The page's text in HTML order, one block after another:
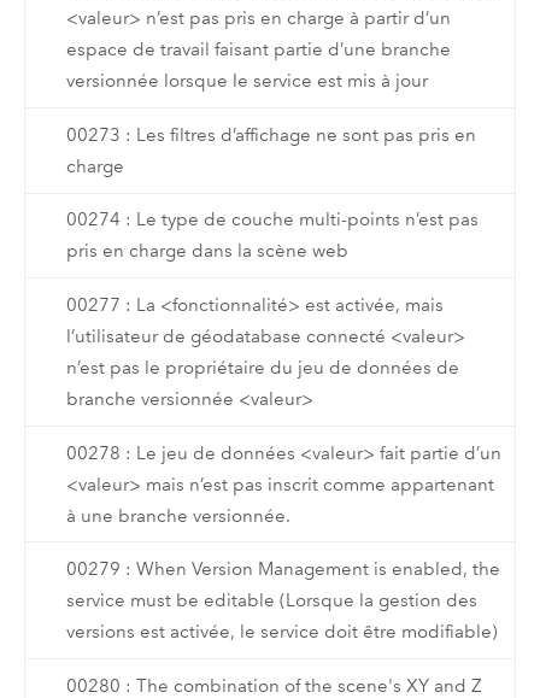
<valeur> n’est pas pris en charge à partir d’un
espace de travail faisant partie d’une branche
versionnée lorsque le service est mis à jour
00273 : Les filtres d’affichage ne sont pas pris en
charge
00274 : Le type de couche multi-points n’est pas
pris en charge dans la scène web
00277 : La <fonctionnalité> est activée, mais
l’utilisateur de géodatabase connecté <valeur>
n’est pas le propriétaire du jeu de données de
branche versionnée <valeur>
00278 : Le jeu de données <valeur> fait partie d’un
<valeur> mais n’est pas inscrit comme appartenant
à une branche versionnée.
00279 : When Version Management is enabled, the
service must be editable (Lorsque la gestion des
versions est activée, le service doit être modifiable)
00280 : The combination of the scene's XY and Z